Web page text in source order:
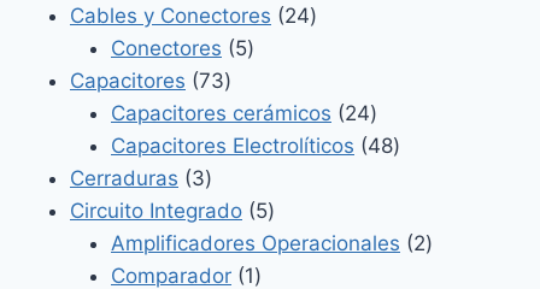
productos
Cables y Conectores 2424
Conectores 55
Capacitores 7373
productos
Capacitores cerámicos 2424
productos
Capacitores Electrolíticos 4848
Cerraduras 33
productos
Circuito Integrado 55
productos
Amplificadores Operacionales 22
Comparador 11